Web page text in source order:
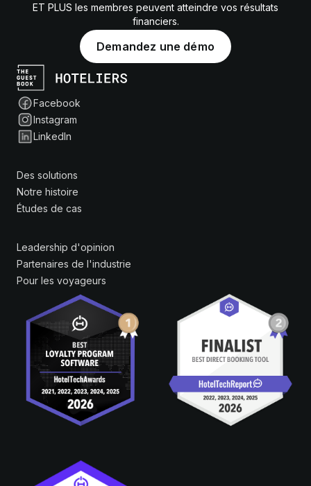
ET PLUS les membres peuvent atteindre vos résultats
financiers.
Demandez une démo
Facebook
Instagram
LinkedIn
Des solutions
Notre histoire
Études de cas
Leadership d'opinion
Partenaires de l'industrie
Pour les voyageurs